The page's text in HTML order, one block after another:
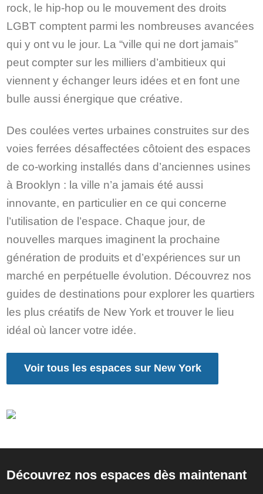
rock, le hip-hop ou le mouvement des droits
LGBT comptent parmi les nombreuses avancées
qui y ont vu le jour. La “ville qui ne dort jamais”
peut compter sur les milliers d’ambitieux qui
viennent y échanger leurs idées et en font une
bulle aussi énergique que créative.
Des coulées vertes urbaines construites sur des
voies ferrées désaffectées côtoient des espaces
de co-working installés dans d’anciennes usines
à Brooklyn : la ville n’a jamais été aussi
innovante, en particulier en ce qui concerne
l’utilisation de l’espace. Chaque jour, de
nouvelles marques imaginent la prochaine
génération de produits et d’expériences sur un
marché en perpétuelle évolution. Découvrez nos
guides de destinations pour explorer les quartiers
les plus créatifs de New York et trouver le lieu
idéal où lancer votre idée.
Voir tous les espaces sur New York
Découvrez nos espaces dès maintenant